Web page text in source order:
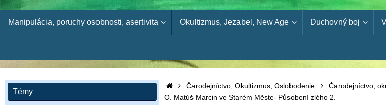
Manipulácia, poruchy osobnosti, asertivita Okultizmus, Jezabel, New Age Duchovný boj
HomeČarodejníctvo, Okultizmus, Oslobodenie
Čarodejníctvo,
O. Matúš Marcin ve Starém Měste- Působení zlého 2.
Témy